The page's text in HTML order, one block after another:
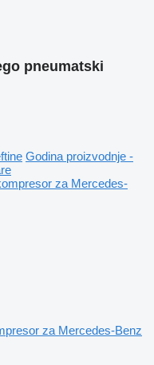
pneumatski
Godina proizvodnje -
za Mercedes-Benz